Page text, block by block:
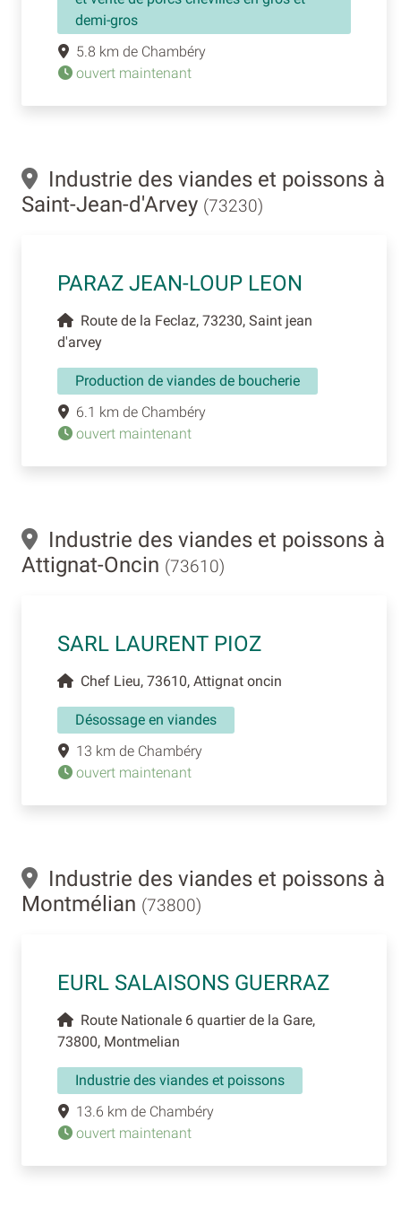
demi-gros
5.8 km de Chambéry
ouvert maintenant
Industrie des viandes et poissons à
Saint-Jean-d'Arvey (73230)
PARAZ JEAN-LOUP LEON
Route de la Feclaz, 73230, Saint jean
d'arvey
Production de viandes de boucherie
6.1 km de Chambéry
ouvert maintenant
Industrie des viandes et poissons à
Attignat-Oncin (73610)
SARL LAURENT PIOZ
Chef Lieu, 73610, Attignat oncin
Désossage en viandes
13 km de Chambéry
ouvert maintenant
Industrie des viandes et poissons à
Montmélian (73800)
EURL SALAISONS GUERRAZ
Route Nationale 6 quartier de la Gare,
73800, Montmelian
Industrie des viandes et poissons
13.6 km de Chambéry
ouvert maintenant